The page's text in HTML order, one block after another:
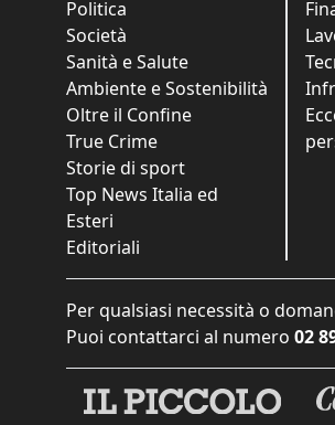
Politica
Società
Sanità e Salute
Ambiente e Sostenibilità
Oltre il Confine
True Crime
Storie di sport
Top News Italia ed
Esteri
Editoriali
Per qualsiasi necessità o
Puoi contattarci al numero 02